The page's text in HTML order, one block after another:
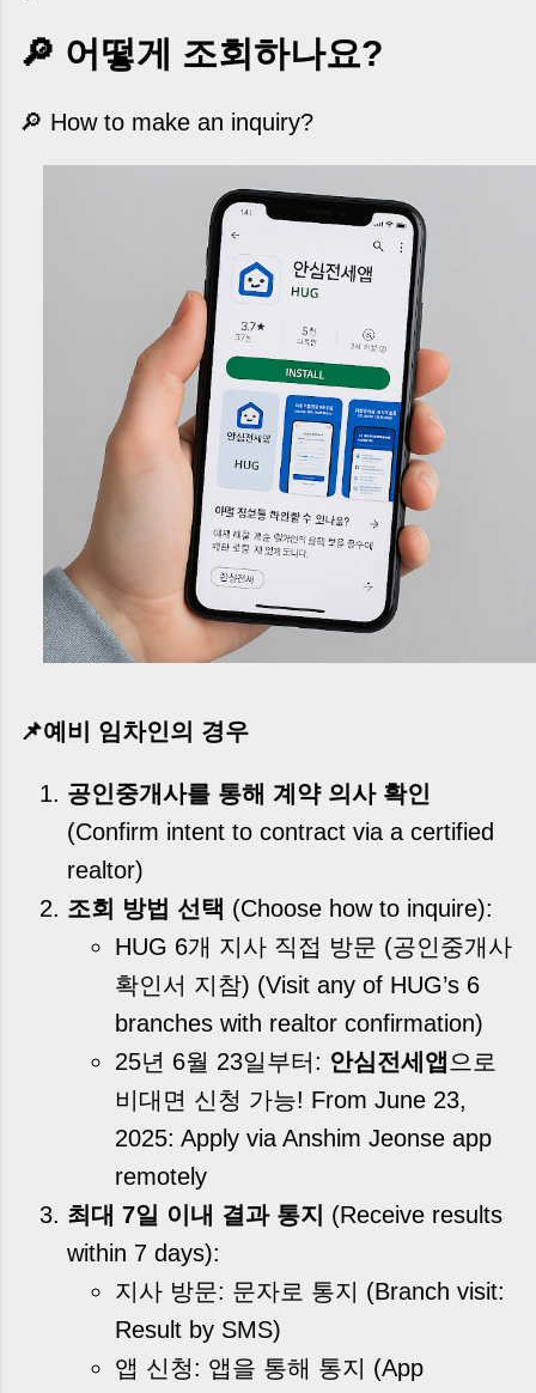
🔎 어떻게 조회하나요?
🔎 How to make an inquiry?
📌예비 임차인의 경우
공인중개사를 통해 계약 의사 확인
(Confirm intent to contract via a certified
realtor)
조회 방법 선택 (Choose how to inquire):
HUG 6개 지사 직접 방문 (공인중개사
확인서 지참) (Visit any of HUG’s 6
branches with realtor confirmation)
25년 6월 23일부터: 안심전세앱 으로
비대면 신청 가능! From June 23,
2025: Apply via Anshim Jeonse app
remotely
최대 7일 이내 결과 통지 (Receive results
within 7 days):
지사 방문: 문자로 통지 (Branch visit:
Result by SMS)
앱 신청: 앱을 통해 통지 (App